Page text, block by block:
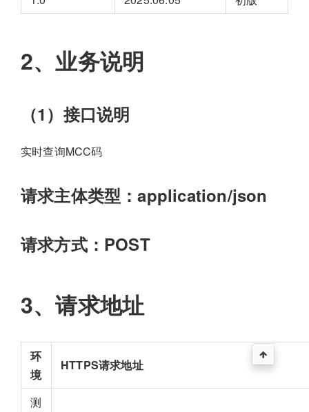
2、业务说明
（1）接口说明
实时查询MCC码
请求主体类型：application/json
请求方式：POST
3、请求地址
环
境
HTTPS请求地址
测